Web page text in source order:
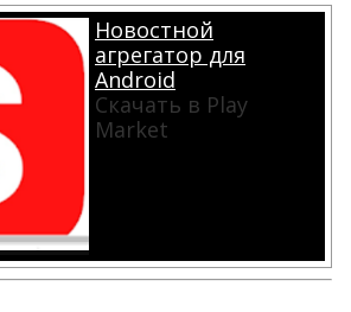
Новостной
агрегатор для
Android
Скачать в Play
Market